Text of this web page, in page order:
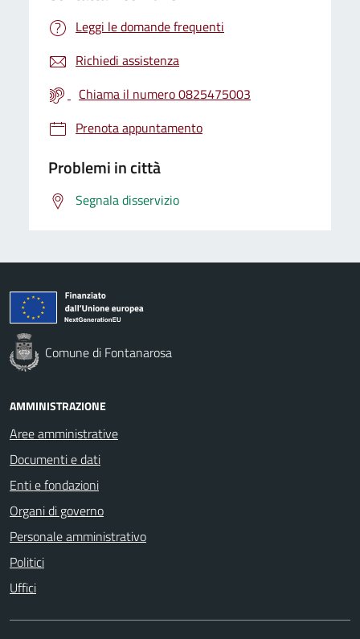
Leggi le domande frequenti
Richiedi assistenza
Chiama il numero 0825475003
Prenota appuntamento
Problemi in città
Segnala disservizio
Comune di Fontanarosa
AMMINISTRAZIONE
Aree amministrative
Documenti e dati
Enti e fondazioni
Organi di governo
Personale amministrativo
Politici
Uffici